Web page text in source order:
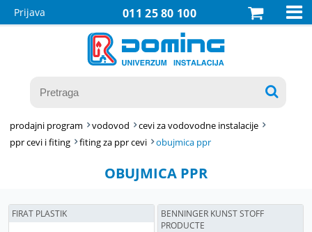
011 25 80 100
Prijava 

prodajni program vodovod
cevi za vodovodne instalacije
ppr cevi i fiting
fiting za ppr cevi obujmica ppr
OBUJMICA PPR
FIRAT PLASTIK
BENNINGER KUNST STOFF
PRODUCTE